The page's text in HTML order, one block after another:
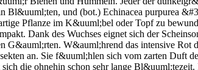
Bl&uuml;ten, und (bot.) Echinacea purpurea
Pflanze im K&uuml;bel oder Topf zu
Dank des Wuchses eignet sich der
G&auml;rten. W&auml;hrend das intensive
an. Sie f&uuml;hlen sich vom zarten Duft
die ohnehin schon sehr lange Bl&uuml;tezeit.